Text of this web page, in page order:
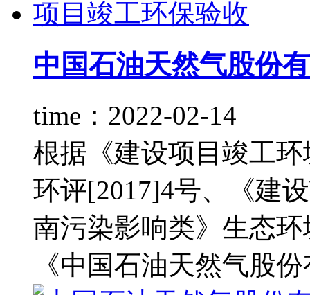
中国石油天然气股份
time：2022-02-14
根据《建设项目竣工
环评[2017]4号、《建
南污染影响类》生态
《中国石油天然气股